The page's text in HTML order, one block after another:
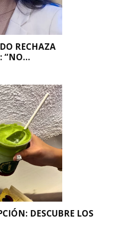
RECHAZA
“NO...
DESCUBRE LOS